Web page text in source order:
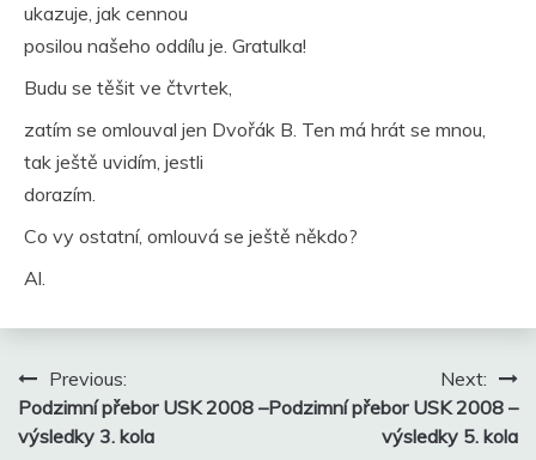
ukazuje, jak cennou
posilou našeho oddílu je. Gratulka!
Budu se těšit ve čtvrtek,
zatím se omlouval jen Dvořák B. Ten má hrát se mnou,
tak ještě uvidím, jestli
dorazím.
Co vy ostatní, omlouvá se ještě někdo?
Al.
Navigace
příspěvek
Previous:
Podzimní přebor USK 2008 –
výsledky 3. kola
Next:
Podzimní přebor USK 2008 –
výsledky 5. kola